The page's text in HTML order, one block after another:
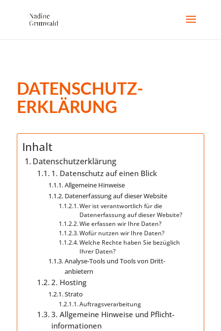
DATENSCHUTZ­
ERKLÄRUNG
Inhalt
Datenschutz­erklärung
1. Datenschutz auf einen Blick
Allgemeine Hinweise
Datenerfassung auf dieser Website
Wer ist verantwortlich für die
Datenerfassung auf dieser Website?
Wie erfassen wir Ihre Daten?
Wofür nutzen wir Ihre Daten?
Welche Rechte haben Sie bezüglich
Ihrer Daten?
Analyse-Tools und Tools von Dritt­
anbietern
2. Hosting
Strato
Auftragsverarbeitung
3. Allgemeine Hinweise und Pflicht­
informationen